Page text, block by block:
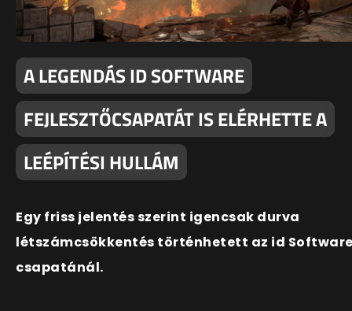
A LEGENDÁS ID SOFTWARE
FEJLESZTŐCSAPATÁT IS ELÉRHETTE A
LEÉPÍTÉSI HULLÁM
Egy friss jelentés szerint igencsak durva
létszámcsökkentés történhetett az id
csapatánál.